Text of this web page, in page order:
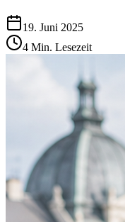
19. Juni 2025
4 Min. Lesezeit